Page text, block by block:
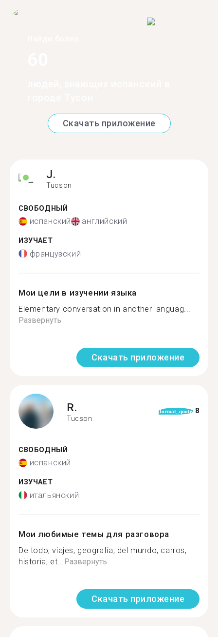
Скачать приложение
J.
Tucson
СВОБОДНЫЙ
испанский английский
ИЗУЧАЕТ
французский
Мои цели в изучении языка
Elementary conversation in another languag...
Развернуть
Скачать приложение
R.
Tucson
format_quote 8
СВОБОДНЫЙ
испанский
ИЗУЧАЕТ
итальянский
Мои любимые темы для разговора
De todo, viajes, geografía, del mundo, carros,
historia, et... Развернуть
Скачать приложение